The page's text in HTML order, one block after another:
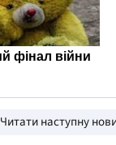
Читати наступну